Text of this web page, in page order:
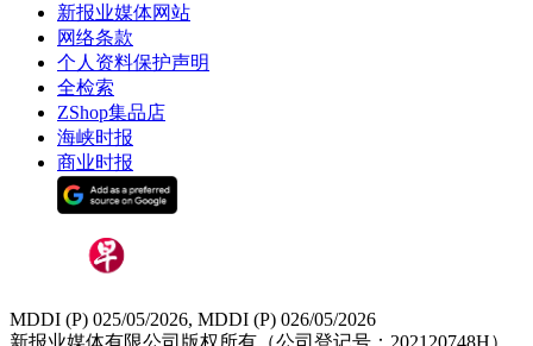
新报业媒体网站
网络条款
个人资料保护声明
全检索
ZShop集品店
海峡时报
商业时报
MDDI (P) 025/05/2026, MDDI (P) 026/05/2026
新报业媒体有限公司版权所有（公司登记号：202120748H）